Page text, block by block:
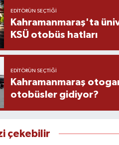
EDITÖRÜN SEÇTIĞI
Kahramanmaraş'ta
KSÜ otobüs hatları
EDITÖRÜN SEÇTIĞI
Kahramanmaraş
otobüsler gidiyor?
çekebilir